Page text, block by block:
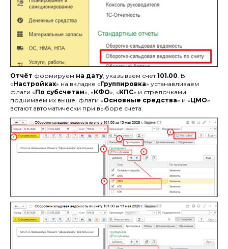
Отчёт формируем на дату, указываем счет101.00 . В
«Настройках» на вкладке «Группировка» устанавливаем
флаги «По субсчетам», «КФО», «КПС» и стрелочками
поднимаем их выше, флаги «Основные средства» и «ЦМО»
встают автоматически при выборе счета.